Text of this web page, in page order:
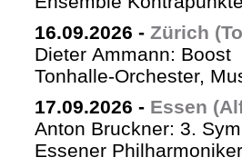
16.09.2026 - Zürich
Dieter Ammann: Boost
Tonhalle-Orchester,
17.09.2026 - Essen
Anton Bruckner: 3.
Essener